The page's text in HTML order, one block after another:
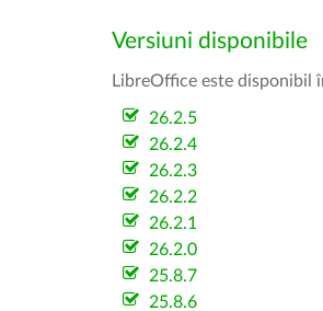
Versiuni disponibile
LibreOffice este disponibil
26.2.5
26.2.4
26.2.3
26.2.2
26.2.1
26.2.0
25.8.7
25.8.6